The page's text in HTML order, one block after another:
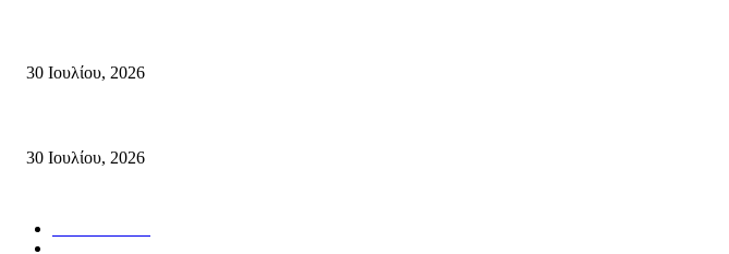
30 Ιουλίου, 2026
30 Ιουλίου, 2026